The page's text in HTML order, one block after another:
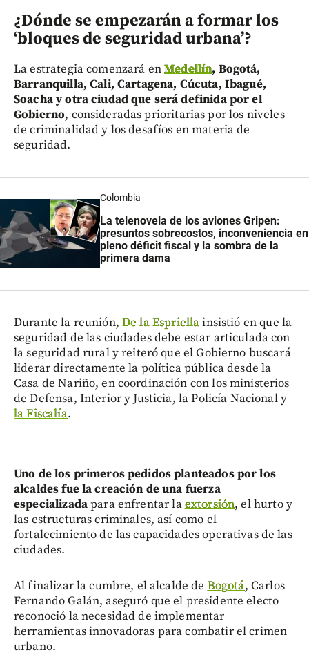
¿Dónde se empezarán a formar los
‘bloques de seguridad urbana’?
La estrategia comenzará enMedellín, Bogotá,
Barranquilla, Cali, Cartagena, Cúcuta, Ibagué,
Soacha y otra ciudad que será definida por el
Gobierno, consideradas prioritarias por los niveles
de criminalidad y los desafíos en materia de
seguridad.
Colombia
La telenovela de los aviones Gripen:
presuntos sobrecostos, inconveniencia en
pleno déficit fiscal y la sombra de la
primera dama
Durante la reunión, De la Espriellainsistió en que la
seguridad de las ciudades debe estar articulada con
la seguridad rural y reiteró que el Gobierno buscará
liderar directamente la política pública desde la
Casa de Nariño, en coordinación con los ministerios
de Defensa, Interior y Justicia, la Policía Nacional y
la Fiscalía.
Uno de los primeros pedidos planteados por los
alcaldes fue la creación de una fuerza
especializadapara enfrentar laextorsión, el hurto y
las estructuras criminales, así como el
fortalecimiento de las capacidades operativas de las
ciudades.
Al finalizar la cumbre, el alcalde de Bogotá, Carlos
Fernando Galán, aseguró que el presidente electo
reconoció la necesidad de implementar
herramientas innovadoras para combatir el crimen
urbano.